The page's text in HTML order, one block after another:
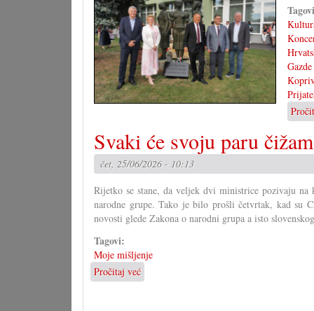
Gazde
Svaki će svoju paru
čet, 25/06/2026 - 10:13
Rijetko se stane, da veljek dvi ministrice pozivaju na
narodne grupe. Tako je bilo prošli četvrtak, kad su
novosti glede Zakona o narodni grupa a isto
Tagovi:
Moje mišljenje
Pročitaj već
Svaki